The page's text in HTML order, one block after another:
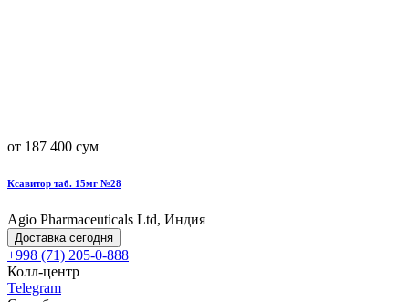
от 187 400 сум
Ксавитор таб. 15мг №28
Agio Pharmaceuticals Ltd, Индия
Доставка сегодня
+998 (71) 205-0-888
Колл-центр
Telegram